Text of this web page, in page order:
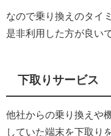
なので乗り換えのタイ
是非利用した方が良い
下取りサービス
他社からの乗り換えや
していた端末を下取り